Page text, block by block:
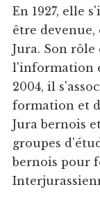
En 1927, elle
être
Jura. Son
l'information
2004, il
formation et
Jura bernois
groupes
bernois pour